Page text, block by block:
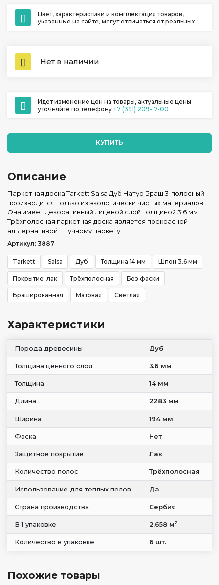
Цвет, характеристики и комплектация товаров,
указанные на сайте, могут отличаться от реальных.
Нет в наличии
Идет изменение цен на товары, актуальные цены
уточняйте по телефону +7 (391) 209-17-00
КУПИТЬ
Описание
Паркетная доска Tarkett Salsa Дуб Натур Браш 3-полосный
производится только из экологически чистых материалов.
Она имеет декоративный лицевой слой толщиной 3.6 мм.
Трёхполосная паркетная доска является прекрасной
альтернативой штучному паркету.
Артикул: 3887
Tarkett Salsa Дуб Толщина 14 мм Шпон 3.6 мм
Покрытие: лак Трёхполосная Без фаски
Брашированная Матовая Светлая
Характеристики
Порода древесины Дуб
Толщина ценного слоя 3.6 мм
Толщина 14 мм
Длина 2283 мм
Ширина 194 мм
Фаска Нет
Защитное покрытие Лак
Количество полос Трёхполосная
Использование для теплых полов Да
Страна производства Сербия
В 1 упаковке 2.658 м2
Количество в упаковке 6 шт.
Похожие товары